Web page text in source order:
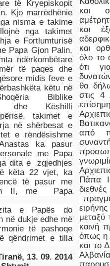
të Kryepiskopit
Kjo marrëdhënie
nisma e takime
nga takimet
e Fortlumturisë
Papa Gjon Palin,
ndërkombëtare
të paqes dhe
midis feve e
këtu në
Biblike
dhe Këshilli
takimet e
në shërbesat e
e rëndësishme
ka pasur
me Papa
dita e zgjedhjes
këta 22 vjet, ka
të pasur me
II, me Papa
e Papës do
në dukje edhe më
të pashoqe
qëndrimet e tilla
13. 09. 2014
και
και
και
όλο το
ότι
θα
στις 4
από
Πάπα
μεταξύ
κοινή
όπως η
και το